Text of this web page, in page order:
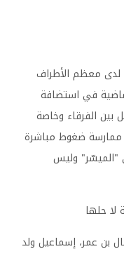
لدى معظم الأطراف
في استضافة
بين الفرقاء وخاصة
ممارسة ضغوط مباشرة
وليس
لا حلها
بن عمر، إسماعيل ولد